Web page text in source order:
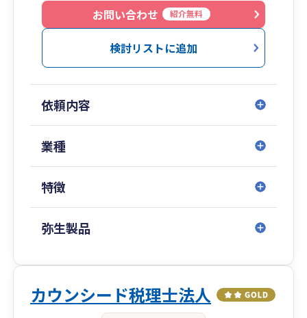
〇『今』と『ちょっと先』と『未来・将来』を見
据えて、『安心を提供』できる事務所を目指して
〇Manageboard(マネージボード),bixid(ビサイド)
【現在利用中のツール】
〇クラウド経営支援ツール：bixid(ビサイド)・
ZOOM(ズーム)
〇ファイル共有：GoogleDrive(グーグルドライ
ブ)
ル(Helpdog,旧トースターチーム,toasterteam)
〇生成Ai：Gemini(ジェミニ)
お問い合わせ
紹介無料
検討リストに追加
依頼内容
業種
特徴
弥生製品
カウンシード税理士法人